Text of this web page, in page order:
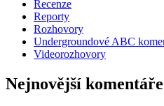
Recenze
Reporty
Rozhovory
Undergroundové ABC
Videorozhovory
Nejnovější komentáře